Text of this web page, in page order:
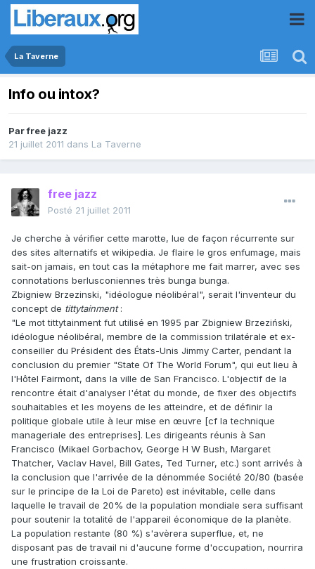
La Taverne
Info ou intox?
Parfree jazz
21 juillet 2011 dans La Taverne
free jazz
Posté 21 juillet 2011
Je cherche à vérifier cette marotte, lue de façon récurrente sur
des sites alternatifs et wikipedia. Je flaire le gros enfumage, mais
sait-on jamais, en tout cas la métaphore me fait marrer, avec ses
connotations berlusconiennes très bunga bunga.
Zbigniew Brzezinski, "idéologue néolibéral", serait l'inventeur du
concept de tittytainment:
"Le mot tittytainment fut utilisé en 1995 par Zbigniew Brzeziński,
idéologue néolibéral, membre de la commission trilatérale et ex-
conseiller du Président des États-Unis Jimmy Carter, pendant la
conclusion du premier "State Of The World Forum", qui eut lieu à
l'Hôtel Fairmont, dans la ville de San Francisco. L'objectif de la
rencontre était d'analyser l'état du monde, de fixer des objectifs
souhaitables et les moyens de les atteindre, et de définir la
politique globale utile à leur mise en œuvre [cf la technique
manageriale des entreprises]. Les dirigeants réunis à San
Francisco (Mikael Gorbachov, George H W Bush, Margaret
Thatcher, Vaclav Havel, Bill Gates, Ted Turner, etc.) sont arrivés à
la conclusion que l'arrivée de la dénommée Société 20/80 (basée
sur le principe de la Loi de Pareto) est inévitable, celle dans
laquelle le travail de 20% de la population mondiale sera suffisant
pour soutenir la totalité de l'appareil économique de la planète.
La population restante (80 %) s'avèrera superflue, et, ne
disposant pas de travail ni d'aucune forme d'occupation, nourrira
une frustration croissante.